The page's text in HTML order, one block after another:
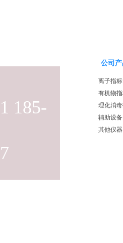
185-
公司
离子指标
有机物
理化消
辅助设备
其他仪器